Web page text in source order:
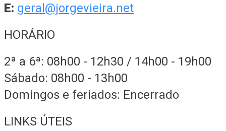
E: geral@jorgevieira.net
HORÁRIO
2ª a 6ª: 08h00 - 12h30 / 14h00 - 19h00
Sábado: 08h00 - 13h00
Domingos e feriados: Encerrado
LINKS ÚTEIS